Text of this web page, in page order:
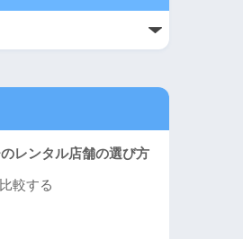
レンタル店舗の選び方
較する